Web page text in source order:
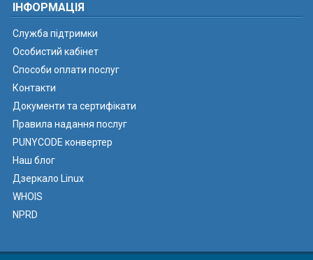
ІНФОРМАЦІЯ
Служба підтримки
Особистий кабінет
Способи оплати послуг
Контакти
Документи та сертифікати
Правила надання послуг
PUNYCODE конвертер
Наш блог
Дзеркало Linux
WHOIS
NPRD